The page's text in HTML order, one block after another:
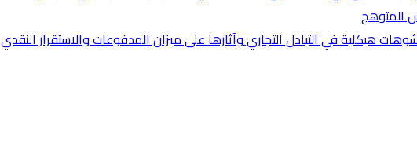
المتوهج
هيكلية في التبادل التجاري وآثارها على ميزان المدفوعات والاستقرار النقدي